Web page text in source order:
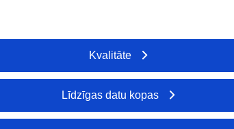
Kvalitāte
Līdzīgas datu kopas